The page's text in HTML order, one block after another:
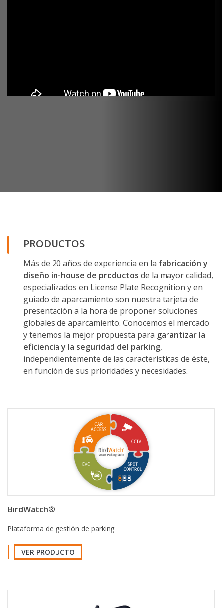
PRODUCTOS
Más de 20 años de experiencia en la fabricación y
diseño in-house de productos de la mayor calidad,
especializados en License Plate Recognition y en
guiado de aparcamiento son nuestra tarjeta de
presentación a la hora de proponer soluciones
globales de aparcamiento. Conocemos el mercado
y tenemos la mejor propuesta para garantizar la
eficiencia y la seguridad del parking,
independientemente de las características de éste,
en función de sus prioridades y necesidades.
BirdWatch®
Plataforma de gestión de parking
VER PRODUCTO